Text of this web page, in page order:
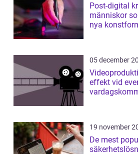
Post-digital
människor
nya
05 december
effekt vid
19 november
De mest